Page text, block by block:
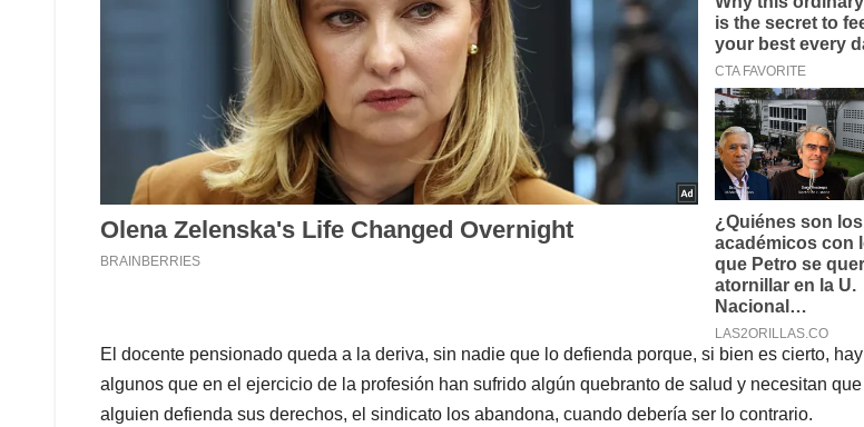
El docente pensionado queda a la deriva, sin nadie que lo defienda porque, si bien es cierto, hay
algunos que en el ejercicio de la profesión han sufrido algún quebranto de salud y necesitan que
alguien defienda sus derechos, el sindicato los abandona, cuando debería ser lo contrario.